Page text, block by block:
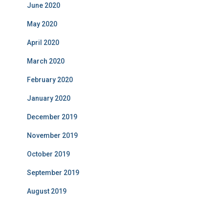
June 2020
May 2020
April 2020
March 2020
February 2020
January 2020
December 2019
November 2019
October 2019
September 2019
August 2019